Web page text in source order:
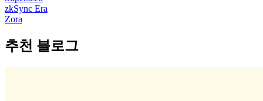
zkSync Era
Zora
추천 블로그